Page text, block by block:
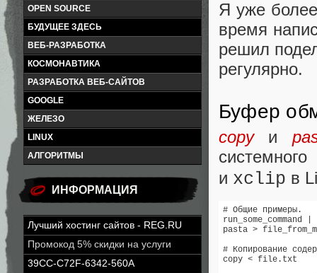
OPEN SOURCE
БУДУЩЕЕ ЗДЕСЬ
ВЕБ-РАЗРАБОТКА
КОСМОНАВТИКА
РАЗРАБОТКА ВЕБ-САЙТОВ
GOOGLE
ЖЕЛЕЗО
LINUX
АЛГОРИТМЫ
ИНФОРМАЦИЯ
Лучший хостинг сайтов - REG.RU
Промокод 5% скидки на услуги
39CC-C72F-6342-560A
Я уже
время
решил
регулярно.
Буфер
copyи
и xclip в
# Общие примеры.
run_some_command |
pasta >
# Копирование
copy < file.txt